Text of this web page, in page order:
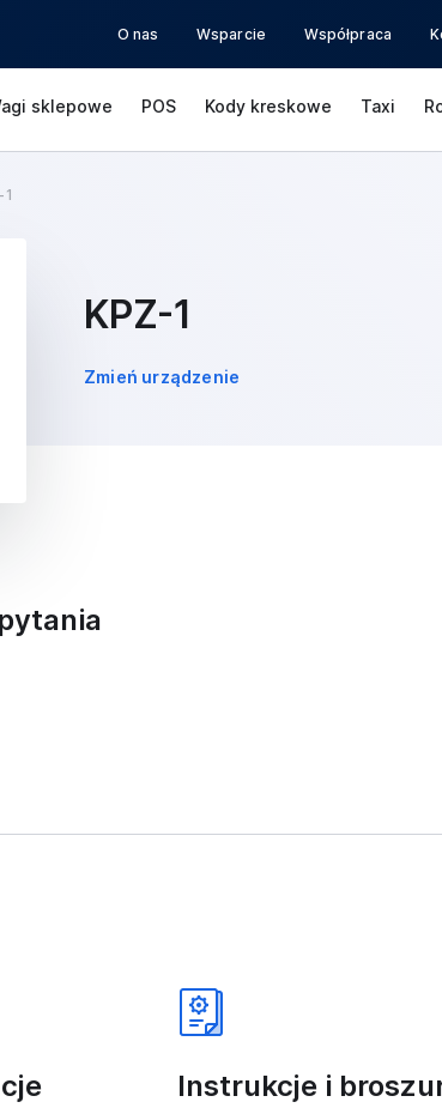
O nas Wsparcie Współpraca
sklepowe POS Kody kreskowe Taxi
1
KPZ-1
Zmień urządzenie
Instrukcje i